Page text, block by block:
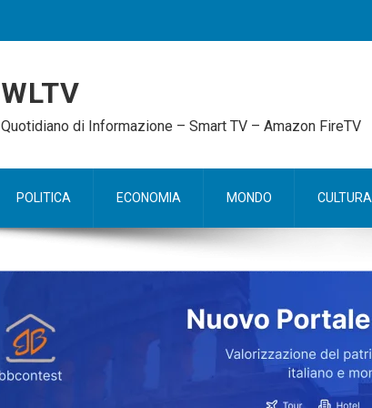
WLTV
Quotidiano di Informazione – Smart TV – Amazon FireTV
POLITICA ECONOMIA MONDO CULTURA